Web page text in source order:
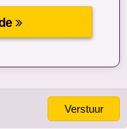
Verstuur